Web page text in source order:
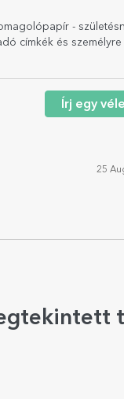
-
címkék és
Írj egy
25